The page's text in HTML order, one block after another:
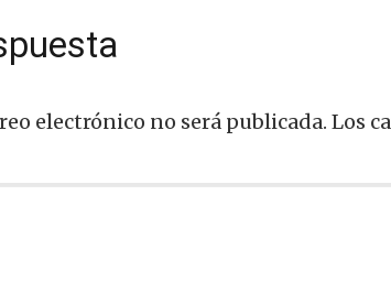
electrónico no será publicada. Los